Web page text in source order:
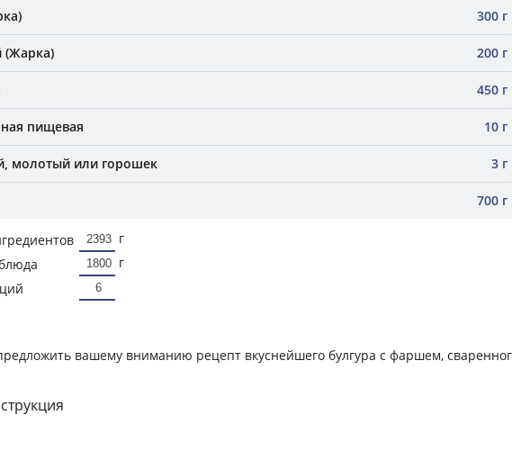
300 г
(Жарка) 200 г
450 г
пищевая 10 г
молотый или горошек 3 г
700 г
г
г
вашему вниманию рецепт вкуснейшего булгура с фаршем,